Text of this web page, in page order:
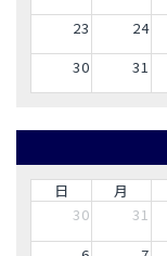
23
24
30
31
日 月
30
31